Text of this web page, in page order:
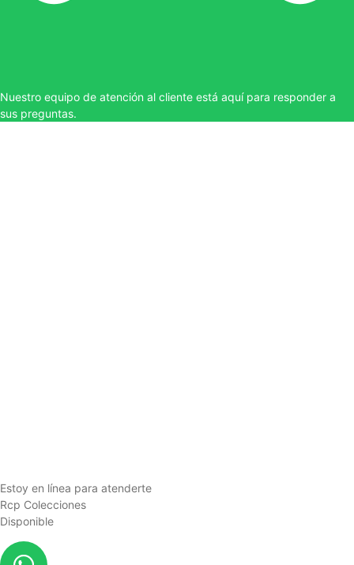
Nuestro equipo de atención al cliente está aquí para responder a
sus preguntas.
Estoy en línea para atenderte
Rcp Colecciones
Disponible